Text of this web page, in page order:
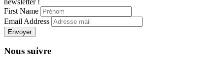
First Name
Email Address
Envoyer
Nous suivre